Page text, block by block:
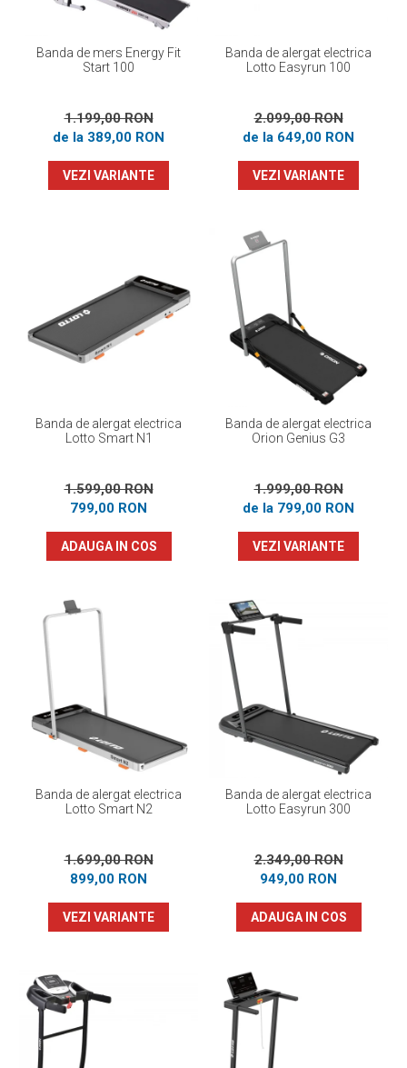
Banda de mers Energy Fit
Start 100
1.199,00 RON
de la 389,00 RON
VEZI VARIANTE
Banda de alergat electrica
Lotto Easyrun 100
2.099,00 RON
de la 649,00 RON
VEZI VARIANTE
Banda de alergat electrica
Lotto Smart N1
1.599,00 RON
799,00 RON
ADAUGA IN COS
Banda de alergat electrica
Orion Genius G3
1.999,00 RON
de la 799,00 RON
VEZI VARIANTE
Banda de alergat electrica
Lotto Smart N2
1.699,00 RON
899,00 RON
VEZI VARIANTE
Banda de alergat electrica
Lotto Easyrun 300
2.349,00 RON
949,00 RON
ADAUGA IN COS